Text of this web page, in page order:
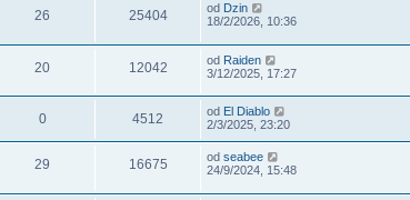
26 25404 od Dzin
18/2/2026, 10:36
20 12042 od Raiden
3/12/2025, 17:27
0 4512 od El Diablo
2/3/2025, 23:20
29 16675 od seabee
24/9/2024, 15:48